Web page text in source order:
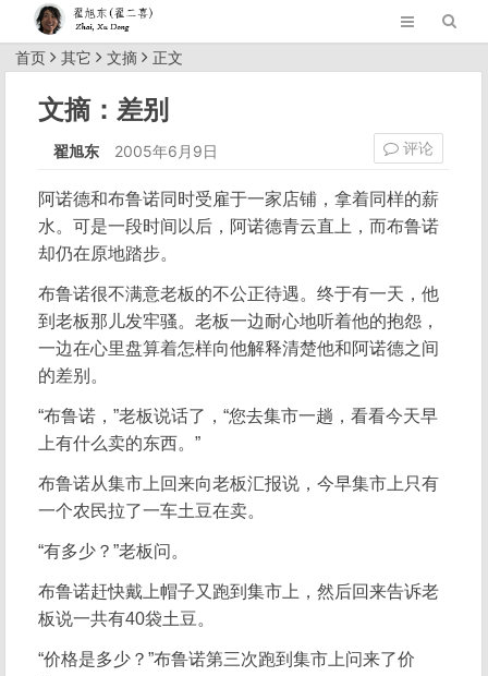
首页 其它 文摘 正文
文摘：差别
翟旭东 2005年6月9日 评论
阿诺德和布鲁诺同时受雇于一家店铺，拿着同样的薪
水。可是一段时间以后，阿诺德青云直上，而布鲁诺
却仍在原地踏步。
布鲁诺很不满意老板的不公正待遇。终于有一天，他
到老板那儿发牢骚。老板一边耐心地听着他的抱怨，
一边在心里盘算着怎样向他解释清楚他和阿诺德之间
的差别。
“布鲁诺，”老板说话了，“您去集市一趟，看看今天早
上有什么卖的东西。”
布鲁诺从集市上回来向老板汇报说，今早集市上只有
一个农民拉了一车土豆在卖。
“有多少？”老板问。
布鲁诺赶快戴上帽子又跑到集市上，然后回来告诉老
板说一共有40袋土豆。
“价格是多少？”布鲁诺第三次跑到集市上问来了价